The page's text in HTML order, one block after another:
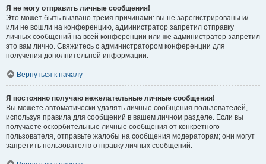
Я не могу отправить личные сообщения!
Это может быть вызвано тремя причинами: вы не зарегистрированы и/
или не вошли на конференцию, администратор запретил отправку
личных сообщений на всей конференции или же администратор запретил
это вам лично. Свяжитесь с администратором конференции для
получения дополнительной информации.
Вернуться к началу
Я постоянно получаю нежелательные личные сообщения!
Вы можете автоматически удалять личные сообщения пользователей,
используя правила для сообщений в вашем личном разделе. Если вы
получаете оскорбительные личные сообщения от конкретного
пользователя, отправьте жалобы на сообщения модераторам; они могут
запретить пользователю отправку личных сообщений.